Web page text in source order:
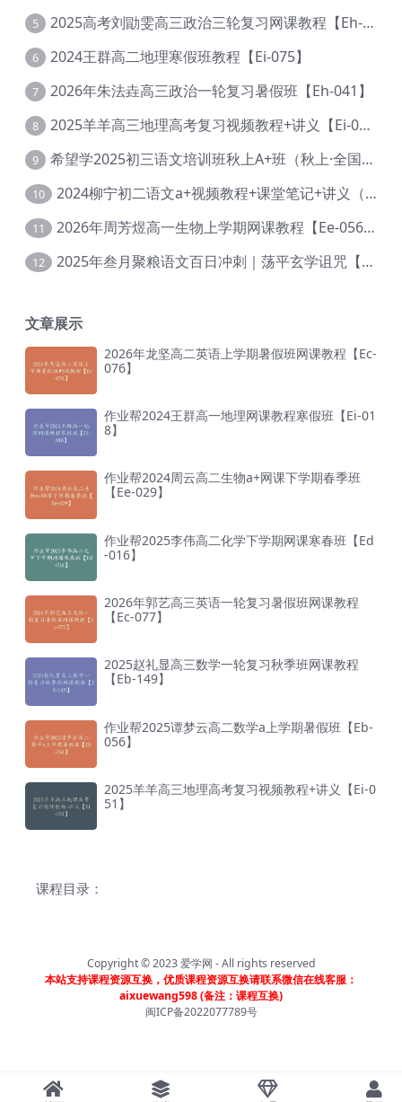
5 2025高考刘勖雯高三政治三轮复习网课教程【Eh-061】
6 2024王群高二地理寒假班教程【Ei-075】
7 2026年朱法垚高三政治一轮复习暑假班【Eh-041】
8 2025羊羊高三地理高考复习视频教程+讲义【Ei-051】
9 希望学2025初三语文培训班秋上A+班（秋上·全国版·A+）【Da-031】
10 2024柳宁初二语文a+视频教程+课堂笔记+讲义（暑假班+秋季班）【Da-003】
11 2026年周芳煜高一生物上学期网课教程【Ee-056】
12 2025年叁月聚粮语文百日冲刺｜荡平玄学诅咒【Ea-001】
文章展示
2026年龙坚高二英语上学期暑假班网课教程【Ec-
076】
作业帮2024王群高一地理网课教程寒假班【Ei-01
8】
作业帮2024周云高二生物a+网课下学期春季班
【Ee-029】
作业帮2025李伟高二化学下学期网课寒春班【Ed
-016】
2026年郭艺高三英语一轮复习暑假班网课教程
【Ec-077】
2025赵礼显高三数学一轮复习秋季班网课教程
【Eb-149】
作业帮2025谭梦云高二数学a上学期暑假班【Eb-
056】
2025羊羊高三地理高考复习视频教程+讲义【Ei-0
51】
课程目录：
Copyright © 2023爱学网 - All rights reserved
本站支持课程资源互换，优质课程资源互换请联系微信在线客服：
aixuewang598 (备注：课程互换)
闽ICP备2022077789号